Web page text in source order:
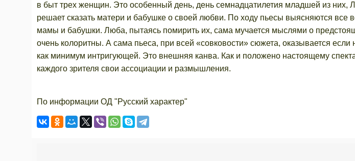
в быт трех женщин. Это особенный день, день семнадцатилетия младшей из них,
решает сказать матери и бабушке о своей любви. По ходу пьесы выясняются все
мамы и бабушки. Люба, пытаясь помирить их, сама мучается мыслями о
очень колоритны. А сама пьеса, при всей «совковости» сюжета, оказывается
как минимум интригующей. Это внешняя канва. Как и положено настоящему
каждого зрителя свои ассоциации и размышления.
По информации ОД "Русский характер"